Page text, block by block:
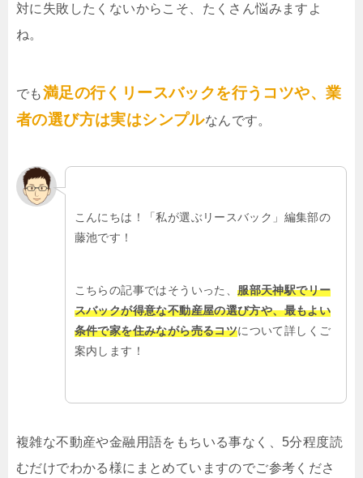
対に失敗したくないからこそ、たくさん悩みますよ
ね。
でも満足の行くリースバックを行うコツや、業
者の選び方は実はシンプルなんです。
こんにちは！「私が選ぶリースバック」編集部の
藤池です！
こちらの記事ではそういった、服部天神駅でリー
スバックが得意な不動産屋の選び方や、最もよい
条件で家を住みながら売るコツについて詳しくご
案内します！
複雑な不動産や金融用語をもちいる事なく、5分程度読
むだけでわかる様にまとめていますのでご参考くださ